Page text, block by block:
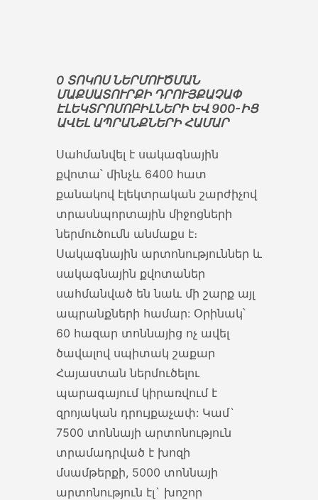
0 ՏՈԿՈՍ ՆԵՐՄՈՒԾՄԱՆ
ՄԱՔՍԱՏՈՒՐՔԻ ԴՐՈՒՅՔԱՉԱՓ
ԷԼԵԿՏՐՈՄՈԲԻԼՆԵՐԻ ԵՎ 900-ԻՑ
ԱՎԵԼ ԱՊՐԱՆՔՆԵՐԻ ՀԱՄԱՐ
Սահմանվել է սակագնային
քվոտա՝ մինչև 6400 հատ
քանակով էլեկտրական շարժիչով
տրասնպորտային միջոցների
ներմուծումն անմաքս է։
Սակագնային արտոնություններ և
սակագնային քվոտաներ
սահմանված են նաև մի շարք այլ
ապրանքների համար: Օրինակ՝
60 հազար տոննայից ոչ ավել
ծավալով սպիտակ շաքար
Հայաստան ներմուծելու
պարագայում կիրառվում է
զրոյական դրույքաչափ: Կամ`
7500 տոննայի արտոնություն
տրամադրված է խոզի
մսամթերքի, 5000 տոննայի
արտոնություն էլ` խոշոր